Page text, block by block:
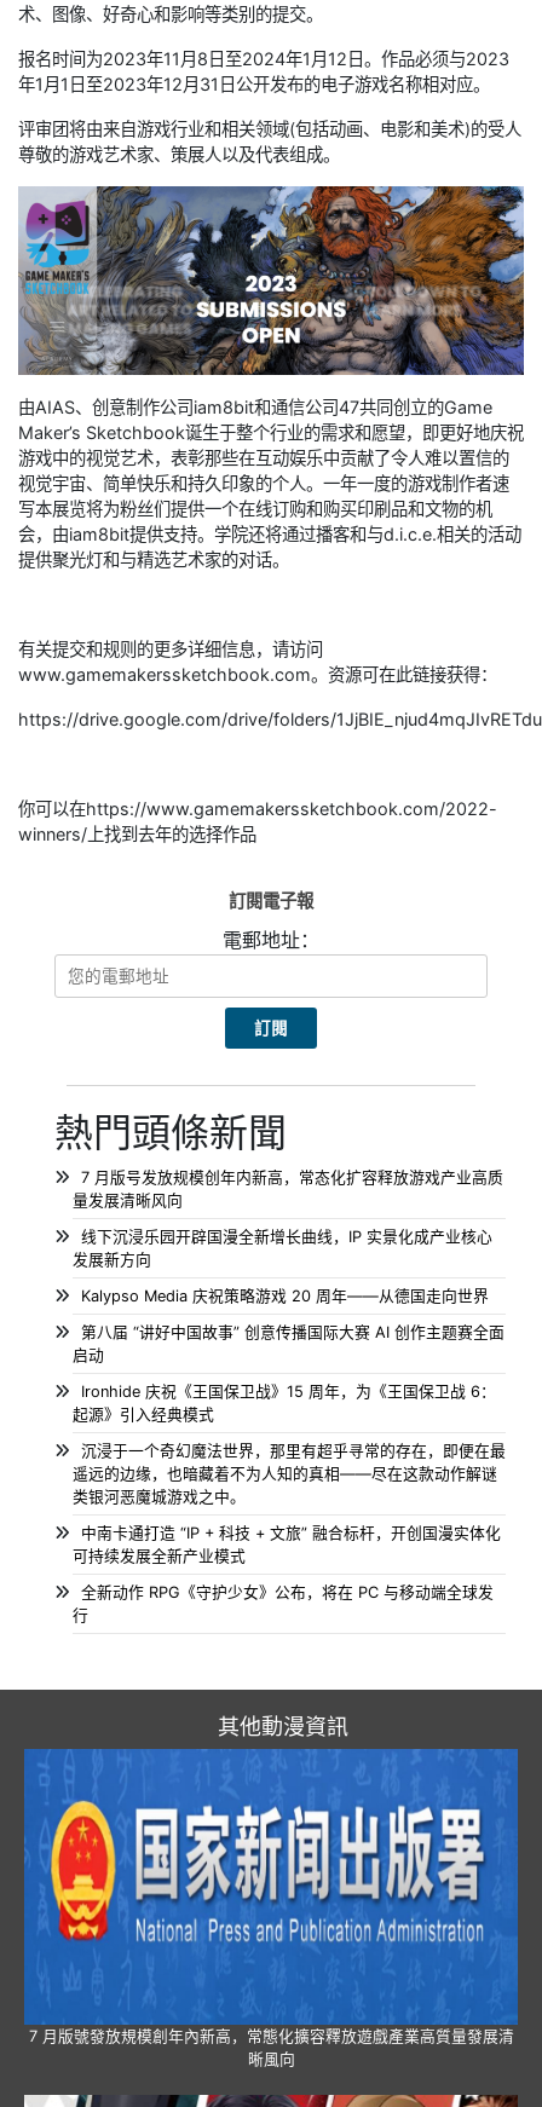
术、图像、好奇心和影响等类别的提交。
报名时间为2023年11月8日至2024年1月12日。作品必须与2023
年1月1日至2023年12月31日公开发布的电子游戏名称相对应。
评审团将由来自游戏行业和相关领域(包括动画、电影和美术)的受人
尊敬的游戏艺术家、策展人以及代表组成。
由AIAS、创意制作公司iam8bit和通信公司47共同创立的Game
Maker’s Sketchbook诞生于整个行业的需求和愿望，即更好地庆祝
游戏中的视觉艺术，表彰那些在互动娱乐中贡献了令人难以置信的
视觉宇宙、简单快乐和持久印象的个人。一年一度的游戏制作者速
写本展览将为粉丝们提供一个在线订购和购买印刷品和文物的机
会，由iam8bit提供支持。学院还将通过播客和与d.i.c.e.相关的活动
提供聚光灯和与精选艺术家的对话。
有关提交和规则的更多详细信息，请访问
www.gamemakerssketchbook.com。资源可在此链接获得：
https://drive.google.com/drive/folders/
你可以在https://www.gamemakerssketchbook.com/2022-
winners/上找到去年的选择作品
訂閱電子報
電郵地址：
熱門頭條新聞
7 月版号发放规模创年内新高，常态化扩容释放游戏产业高质
量发展清晰风向
线下沉浸乐园开辟国漫全新增长曲线，IP 实景化成产业核心
发展新方向
Kalypso Media 庆祝策略游戏 20 周年——从德国走向世界
第八届 “讲好中国故事” 创意传播国际大赛 AI 创作主题赛全面
启动
Ironhide 庆祝《王国保卫战》15 周年，为《王国保卫战 6：
起源》引入经典模式
沉浸于一个奇幻魔法世界，那里有超乎寻常的存在，即便在最
遥远的边缘，也暗藏着不为人知的真相——尽在这款动作解谜
类银河恶魔城游戏之中。
中南卡通打造 “IP + 科技 + 文旅” 融合标杆，开创国漫实体化
可持续发展全新产业模式
全新动作 RPG《守护少女》公布，将在 PC 与移动端全球发
行
其他動漫資訊
7 月版號發放規模創年內新高，常態化擴容釋放遊戲產業高質量發展清
晰風向